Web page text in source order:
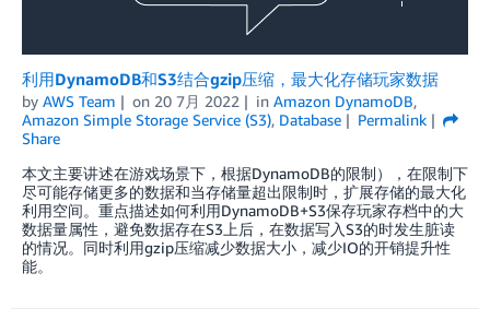
利用DynamoDB和S3结合gzip压缩，最大化存储玩家数据
by AWS Team on 20 7月 2022 in Amazon DynamoDB,
Amazon Simple Storage Service (S3), Database
Permalink
Share
本文主要讲述在游戏场景下，根据DynamoDB的限制），在限制下
尽可能存储更多的数据和当存储量超出限制时，扩展存储的最大化
利用空间。重点描述如何利用DynamoDB+S3保存玩家存档中的大
数据量属性，避免数据存在S3上后，在数据写入S3的时发生脏读
的情况。同时利用gzip压缩减少数据大小，减少IO的开销提升性
能。